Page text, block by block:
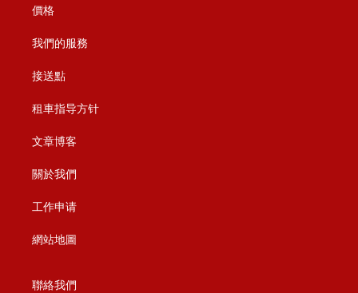
價格
我們的服務
接送點
租車指导方针
文章博客
關於我們
工作申请
網站地圖
聯絡我們